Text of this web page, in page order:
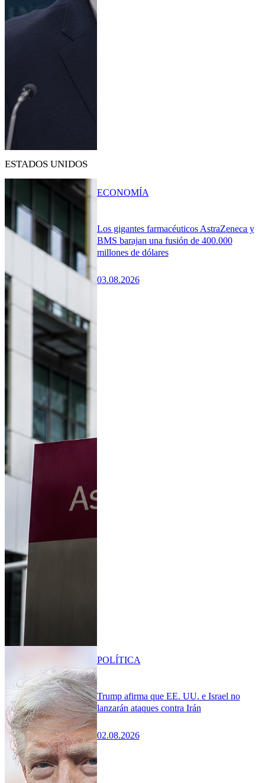
ESTADOS UNIDOS
Los gigantes farmacéuticos AstraZeneca y
BMS barajan una fusión de 400.000
millones de dólares
03.08.2026
ECONOMÍA
Trump afirma que EE. UU. e Israel no
lanzarán ataques contra Irán
02.08.2026
POLÍTICA